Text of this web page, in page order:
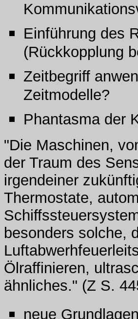
Einführung des
(Rückkopplung
Zeitbegriff
Zeitmodelle?
Phantasma der
"Die Maschinen,
der Traum des
irgendeiner
Thermostate,
besonders solche,
Ölraffinieren,
ähnliches." (Z S.
neue